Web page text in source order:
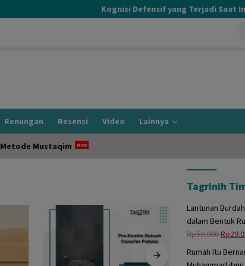
Kognisi Defensif yang Terjadi Saat Ini
Renungan Resensi Video Lainnya
Metode Mustaqim
Tagrinih
Lantunan
dalam Bentuk
Rp50.000Harga
adalah:
Rp
Rumah Itu